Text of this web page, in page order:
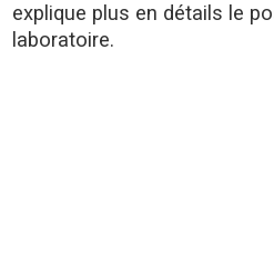
explique plus en détails le
laboratoire.